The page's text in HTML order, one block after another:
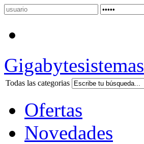
Gigabytesistemas
Todas las categorias
Ofertas
Novedades